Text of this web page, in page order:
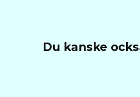
Du kanske